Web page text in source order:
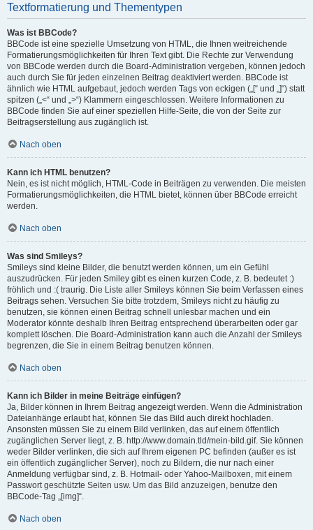
Textformatierung und Thementypen
Was ist BBCode?
BBCode ist eine spezielle Umsetzung von HTML, die Ihnen weitreichende
Formatierungsmöglichkeiten für Ihren Text gibt. Die Rechte zur Verwendung
von BBCode werden durch die Board-Administration vergeben, können jedoch
auch durch Sie für jeden einzelnen Beitrag deaktiviert werden. BBCode ist
ähnlich wie HTML aufgebaut, jedoch werden Tags von eckigen („[“ und „]“) statt
spitzen („<“ und „>“) Klammern eingeschlossen. Weitere Informationen zu
BBCode finden Sie auf einer speziellen Hilfe-Seite, die von der Seite zur
Beitragserstellung aus zugänglich ist.
Nach oben
Kann ich HTML benutzen?
Nein, es ist nicht möglich, HTML-Code in Beiträgen zu verwenden. Die meisten
Formatierungsmöglichkeiten, die HTML bietet, können über BBCode erreicht
werden.
Nach oben
Was sind Smileys?
Smileys sind kleine Bilder, die benutzt werden können, um ein Gefühl
auszudrücken. Für jeden Smiley gibt es einen kurzen Code, z. B. bedeutet :)
fröhlich und :( traurig. Die Liste aller Smileys können Sie beim Verfassen eines
Beitrags sehen. Versuchen Sie bitte trotzdem, Smileys nicht zu häufig zu
benutzen, sie können einen Beitrag schnell unlesbar machen und ein
Moderator könnte deshalb Ihren Beitrag entsprechend überarbeiten oder gar
komplett löschen. Die Board-Administration kann auch die Anzahl der Smileys
begrenzen, die Sie in einem Beitrag benutzen können.
Nach oben
Kann ich Bilder in meine Beiträge einfügen?
Ja, Bilder können in Ihrem Beitrag angezeigt werden. Wenn die Administration
Dateianhänge erlaubt hat, können Sie das Bild auch direkt hochladen.
Ansonsten müssen Sie zu einem Bild verlinken, das auf einem öffentlich
zugänglichen Server liegt, z. B. http://www.domain.tld/mein-bild.gif. Sie können
weder Bilder verlinken, die sich auf Ihrem eigenen PC befinden (außer es ist
ein öffentlich zugänglicher Server), noch zu Bildern, die nur nach einer
Anmeldung verfügbar sind, z. B. Hotmail- oder Yahoo-Mailboxen, mit einem
Passwort geschützte Seiten usw. Um das Bild anzuzeigen, benutze den
BBCode-Tag „[img]“.
Nach oben